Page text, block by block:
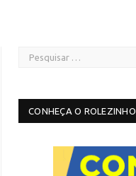
CONHEÇA O ROLEZINHO